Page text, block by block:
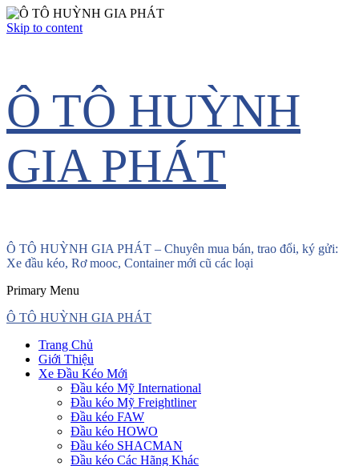
Skip to content
Ô TÔ HUỲNH
GIA PHÁT
Ô TÔ HUỲNH GIA PHÁT – Chuyên mua bán, trao đổi, ký gửi:
Xe đầu kéo, Rơ mooc, Container mới cũ các loại
Primary Menu
Ô TÔ HUỲNH GIA PHÁT
Trang Chủ
Giới Thiệu
Xe Đầu Kéo Mới
Đầu kéo Mỹ International
Đầu kéo Mỹ Freightliner
Đầu kéo FAW
Đầu kéo HOWO
Đầu kéo SHACMAN
Đầu kéo Các Hãng Khác